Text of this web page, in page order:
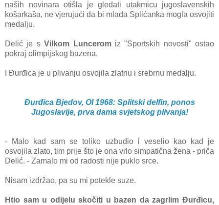
naših novinara otišla je gledati utakmicu jugoslavenskih
košarkaša, ne vjerujući da bi mlada Splićanka mogla osvojiti
medalju.
Delić je sVilkom Lunceromiz "Sportskih novosti" ostao
pokraj olimpijskog bazena.
I Đurđica je u plivanju osvojila zlatnu i srebrnu medalju.
Đurđica Bjedov, OI 1968: Splitski delfin, ponos
Jugoslavije, prva dama svjetskog plivanja!
- Malo kad sam se toliko uzbudio i veselio kao kad je
osvojila zlato, tim prije što je ona vrlo simpatična žena - priča
Delić. - Zamalo mi od radosti nije puklo srce.
Nisam izdržao, pa su mi potekle suze.
Htio sam u odijelu skočiti u bazen da zagrlim Đurđicu,